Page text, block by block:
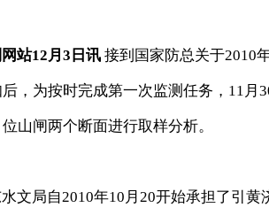
站12月3日讯 接到国家防总关于2010
，为按时完成第一次监测任务，11
山闸两个断面进行取样分析。
文局自2010年10月20开始承担了引